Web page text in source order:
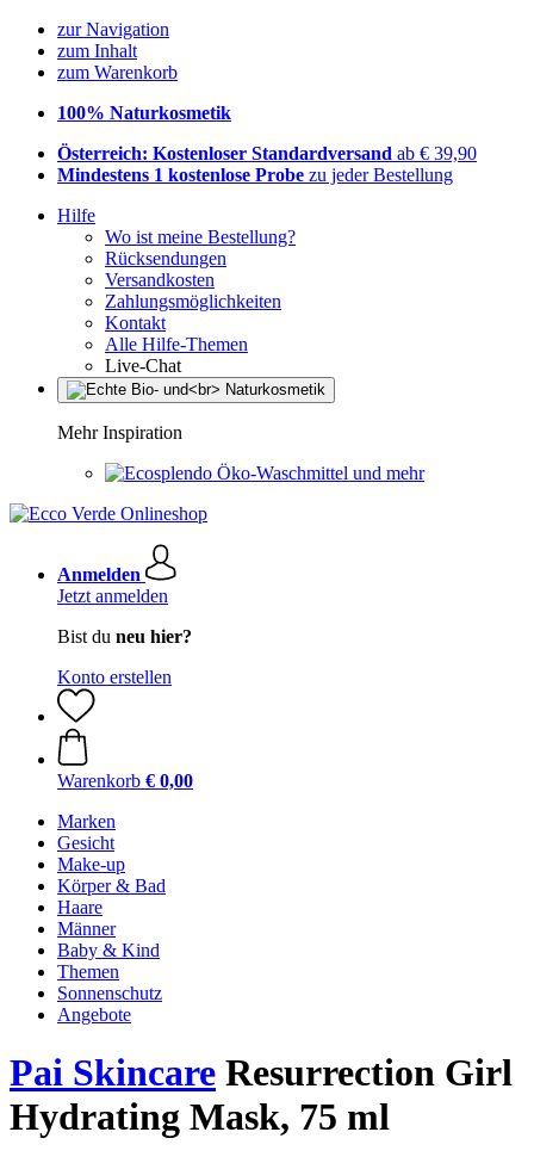
zur Navigation
zum Inhalt
zum Warenkorb
100% Naturkosmetik
Österreich: Kostenloser Standardversand ab € 39,90
Mindestens 1 kostenlose Probe zu jeder Bestellung
Hilfe
Wo ist meine Bestellung?
Rücksendungen
Versandkosten
Zahlungsmöglichkeiten
Kontakt
Alle Hilfe-Themen
Live-Chat
Mehr Inspiration
Öko-Waschmittel und mehr
Anmelden
Jetzt anmelden
Bist du neu hier?
Konto erstellen
Warenkorb € 0,00
Marken
Gesicht
Make-up
Körper & Bad
Haare
Männer
Baby & Kind
Themen
Sonnenschutz
Angebote
Pai Skincare Resurrection Girl
Hydrating Mask, 75 ml